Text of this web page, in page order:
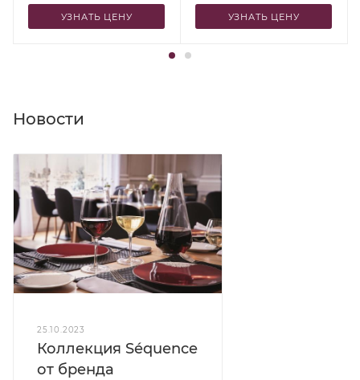
УЗНАТЬ ЦЕНУ УЗНАТЬ ЦЕНУ
Новости
25.10.2023
Коллекция Séquence
от бренда